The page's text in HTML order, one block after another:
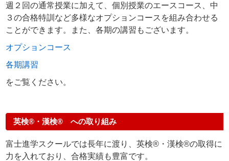
週２回の通常授業に加えて、個別授業のエースコース、中
３の合格特訓など多様なオプションコースを組み合わせる
ことができます。また、各期の講習もございます。
オプションコース
各期講習
をご覧ください。
英検®・漢検® への取り組み
富士進学スクールでは長年に渡り、英検®・漢検®の取得に
力を入れており、合格実績も豊富です。